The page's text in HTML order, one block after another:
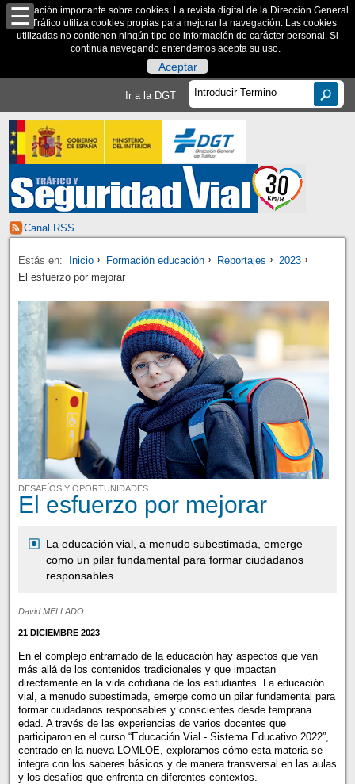
Información importante sobre cookies: La revista digital de la Dirección General
de Tráfico utiliza cookies propias para mejorar la navegación. Las cookies
utilizadas no contienen ningún tipo de información de carácter personal. Si
continua navegando entendemos acepta su uso.
Aceptar
Ir a la DGT
Canal RSS
Estás en: Inicio Formación educación Reportajes
2023
El esfuerzo por mejorar
DESAFÍOS Y OPORTUNIDADES
El esfuerzo por mejorar
La educación vial, a menudo subestimada, emerge
como un pilar fundamental para formar ciudadanos
responsables.
David MELLADO
21 DICIEMBRE 2023
En el complejo entramado de la educación hay aspectos que van
más allá de los contenidos tradicionales y que impactan
directamente en la vida cotidiana de los estudiantes. La educación
vial, a menudo subestimada, emerge como un pilar fundamental para
formar ciudadanos responsables y conscientes desde temprana
edad. A través de las experiencias de varios docentes que
participaron en el curso “Educación Vial - Sistema Educativo 2022”,
centrado en la nueva LOMLOE, exploramos cómo esta materia se
integra con los saberes básicos y de manera transversal en las aulas
y los desafíos que enfrenta en diferentes contextos.